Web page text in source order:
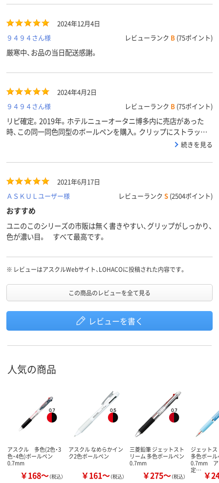
カラーグ
ループ
ブルー系
系
アスクル
2024年12月4日
９４９４さん様
レビューランク B (75ポイント)
厳寒中、お品の当日配送感謝。
2024年4月2日
９４９４さん様
レビューランク B (75ポイント)
リピ確定。2019年。ホテルニューオータニ博多内に売店があった
時、この同一同色同型のボールペンを購入。クリップにストラップ
通る。アスクルさん、メーカーさん、配送員さんに感謝。 続きを見る
2021年6月17日
ＡＳＫＵＬユーザー様
レビューランク S (2504ポイント)
おすすめ
ユニのこのシリーズの市販は無く書きやすい、グリップがしっかり、
色が濃い目。 すべて最高です。
※ レビューはアスクルWebサイト、LOHACOに投稿された内容です。
この商品のレビューを全て見る
レビューを書く
人気の商品
アスクル 多色(2色・3
色・4色)ボールペン
0.7mm
￥168～（税込）
アスクル なめらかイン
ク2色ボールペン
￥161～（税込）
三菱鉛筆 ジェットスト
リーム 多色ボールペン
0.7mm
￥275～（税込）
ジェット
多色ボー
0.7mm ア
定… ￥